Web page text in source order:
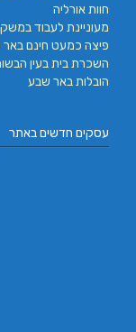
חוות אורליה
מעוניינת לעבוד
פיצה כמעט חינם
השכרת בית בעין
הובלות באר שבע
עסקים חדשים באתר